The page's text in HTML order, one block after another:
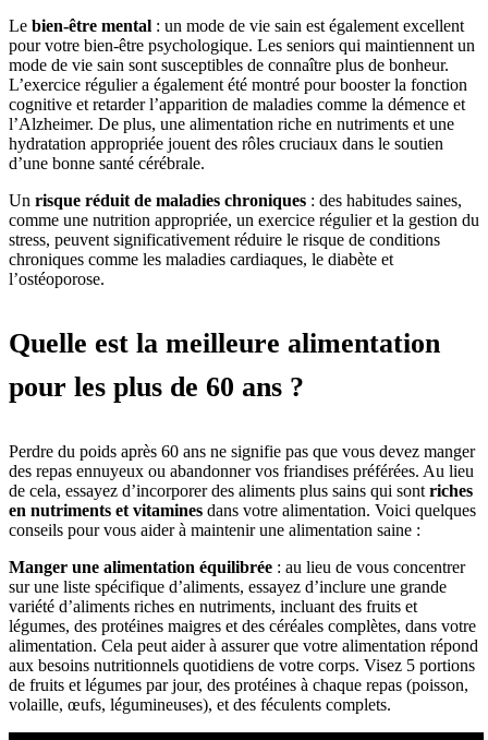
Le bien-être mental : un mode de vie sain est également excellent
pour votre bien-être psychologique. Les seniors qui maintiennent un
mode de vie sain sont susceptibles de connaître plus de bonheur.
L’exercice régulier a également été montré pour booster la fonction
cognitive et retarder l’apparition de maladies comme la démence et
l’Alzheimer. De plus, une alimentation riche en nutriments et une
hydratation appropriée jouent des rôles cruciaux dans le soutien
d’une bonne santé cérébrale.
Un risque réduit de maladies chroniques : des habitudes saines,
comme une nutrition appropriée, un exercice régulier et la gestion du
stress, peuvent significativement réduire le risque de conditions
chroniques comme les maladies cardiaques, le diabète et
l’ostéoporose.
Quelle est la meilleure alimentation
pour les plus de 60 ans ?
Perdre du poids après 60 ans ne signifie pas que vous devez manger
des repas ennuyeux ou abandonner vos friandises préférées. Au lieu
de cela, essayez d’incorporer des aliments plus sains qui sont riches
en nutriments et vitamines dans votre alimentation. Voici quelques
conseils pour vous aider à maintenir une alimentation saine :
Manger une alimentation équilibrée : au lieu de vous concentrer
sur une liste spécifique d’aliments, essayez d’inclure une grande
variété d’aliments riches en nutriments, incluant des fruits et
légumes, des protéines maigres et des céréales complètes, dans votre
alimentation. Cela peut aider à assurer que votre alimentation répond
aux besoins nutritionnels quotidiens de votre corps. Visez 5 portions
de fruits et légumes par jour, des protéines à chaque repas (poisson,
volaille, œufs, légumineuses), et des féculents complets.